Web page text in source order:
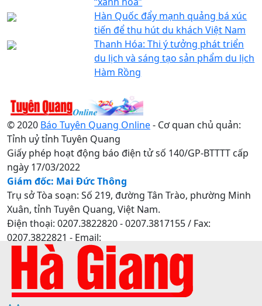
Hàn Quốc đẩy mạnh quảng bá xúc
tiến để thu hút du khách Việt Nam
Thanh Hóa: Thi ý tưởng phát triển
du lịch và sáng tạo sản phẩm du lịch
Hàm Rồng
© 2020 Báo Tuyên Quang Online- Cơ quan chủ quản:
Tỉnh uỷ tỉnh Tuyên Quang
Giấy phép hoạt động báo điện tử số 140/GP-BTTTT cấp
ngày 17/03/2022
Giám đốc: Mai Đức Thông
Trụ sở Tòa soạn: Số 219, đường Tân Trào, phường Minh
Xuân, tỉnh Tuyên Quang, Việt Nam.
Điện thoại: 0207.3822820 - 0207.3817155 / Fax:
0207.3822821 - Email:
baotuyenquang.com.vn@gmail.com